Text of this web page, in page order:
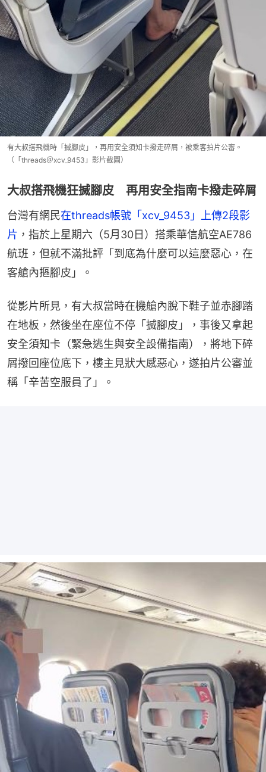
有大叔搭飛機時「搣腳皮」，再用安全須知卡撥走碎屑，被乘客拍片公審。
（「threads＠xcv_9453」影片截圖）
大叔搭飛機狂搣腳皮 再用安全指南卡撥走碎屑
台灣有網民在threads帳號「xcv_9453」上傳2段影
片 ，指於上星期六（5月30日）搭乘華信航空AE786
航班，但就不滿批評「到底為什麼可以這麼惡心，在
客艙內摳腳皮」。
從影片所見，有大叔當時在機艙內脫下鞋子並赤腳踏
在地板，然後坐在座位不停「搣腳皮」，事後又拿起
安全須知卡（緊急逃生與安全設備指南），將地下碎
屑撥回座位底下，樓主見狀大感惡心，遂拍片公審並
稱「辛苦空服員了」。